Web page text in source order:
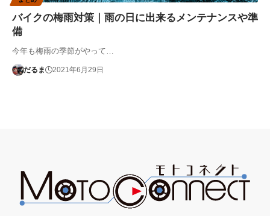
バイクの梅雨対策｜雨の日に出来るメンテナンスや準
備
今年も梅雨の季節がやって…
だるま 2021年6月29日